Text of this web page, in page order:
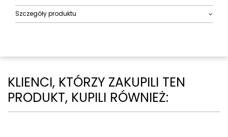
Szczegóły produktu
KLIENCI, KTÓRZY ZAKUPILI TEN
PRODUKT, KUPILI RÓWNIEŻ: